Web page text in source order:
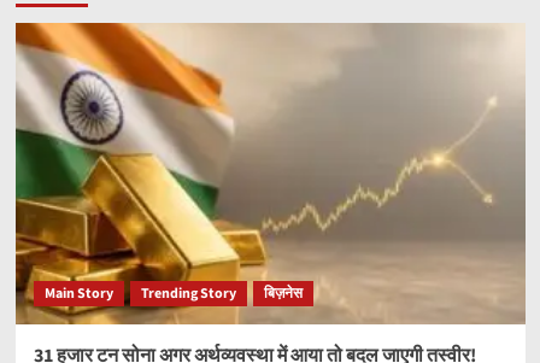
Main Story Trending Story बिज़नेस
31 हजार टन सोना अगर अर्थव्यवस्था में आया तो बदल जाएगी तस्वीर!